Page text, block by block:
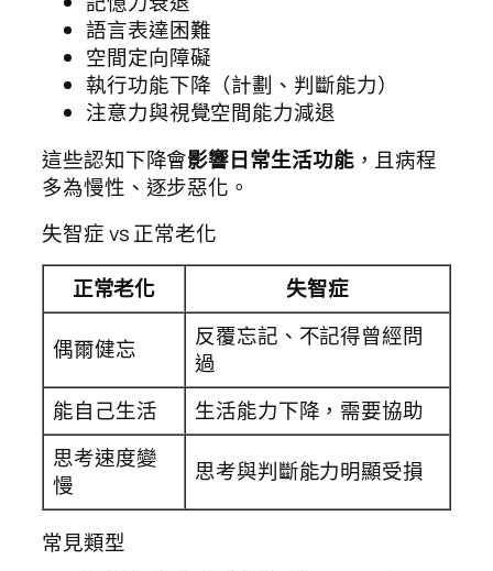
語言表達困難
空間定向障礙
執行功能下降（計劃、判斷能力）
注意力與視覺空間能力減退
這些認知下降會影響日常生活功能，且病程
多為慢性、逐步惡化。
失智症 vs 正常老化
正常老化
失智症
偶爾健忘
反覆忘記、不記得曾經問
過
能自己生活
生活能力下降，需要協助
思考速度變
慢
思考與判斷能力明顯受損
常見類型